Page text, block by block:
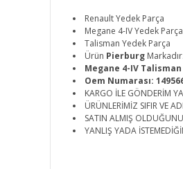
Renault Yedek Parça
Megane 4-IV Yedek Parça
Talisman Yedek Parça
Ürün Pierburg Markadır
Megane 4-IV
Oem Numarası:
KARGO İLE GÖNDERİM
ÜRÜNLERİMİZ SIFIR VE
SATIN ALMIŞ
YANLIŞ YADA